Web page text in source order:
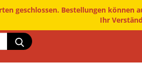
Suche...
geschlossen. Bestellungen
Ihr